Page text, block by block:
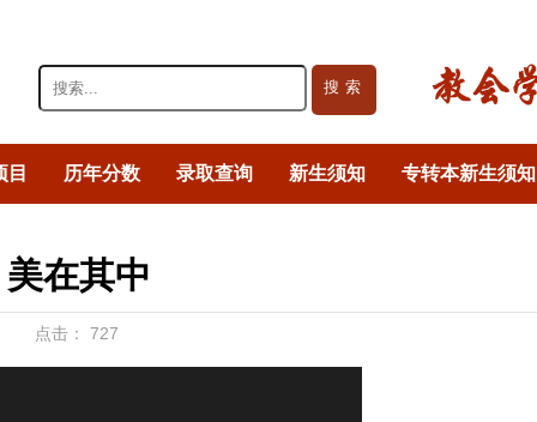
搜索
目 历年分数 录取查询 新生须知 专转本新生须知
在其中
点击： 727